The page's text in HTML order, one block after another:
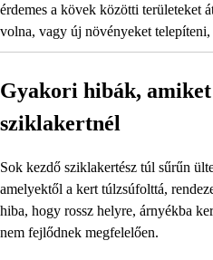
érdemes a kövek közötti területeket
volna, vagy új növényeket
Gyakori hibák,
sziklakertnél
Sok kezdő sziklakertész túl sűrűn
amelyektől a kert túlzsúfolttá,
hiba, hogy rossz helyre, árnyékba
nem fejlődnek megfelelően.